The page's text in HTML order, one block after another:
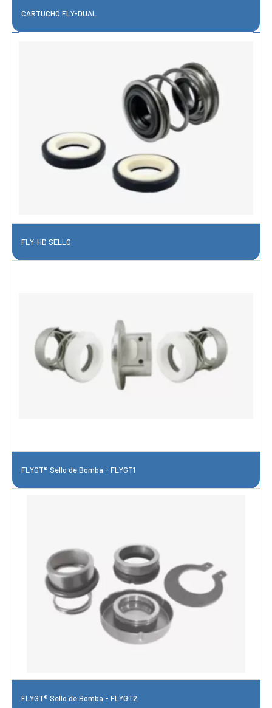
CARTUCHO FLY-DUAL
FLY-HD SELLO
FLYGT® Sello de Bomba - FLYGT1
FLYGT® Sello de Bomba - FLYGT2